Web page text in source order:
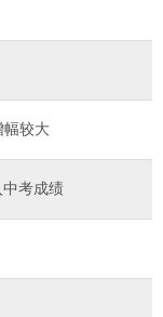
幅较大
考成绩